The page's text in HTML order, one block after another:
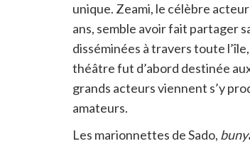
unique. Zeami, le célèbre
ans, semble avoir fait partager
disséminées à travers toute
théâtre fut d’abord destinée
grands acteurs viennent s’y
amateurs.
Les marionnettes de Sado,